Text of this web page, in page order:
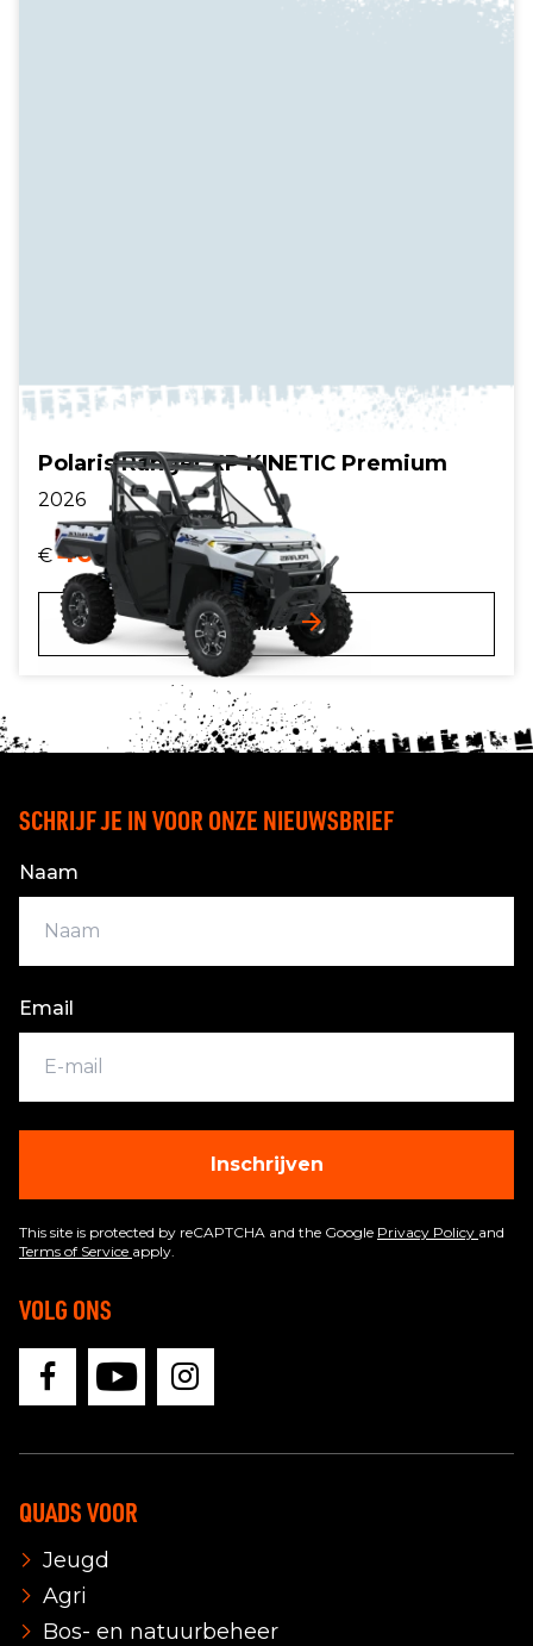
Polaris Ranger XP KINETIC Premium
2026
€40.599,- incl. btw.
Details
SCHRIJF JE IN VOOR ONZE NIEUWSBRIEF
Naam
Email
Inschrijven
This site is protected by reCAPTCHA and the Google Privacy Policy and
Terms of Service apply.
VOLG ONS
QUADS VOOR
Jeugd
Agri
Bos- en natuurbeheer